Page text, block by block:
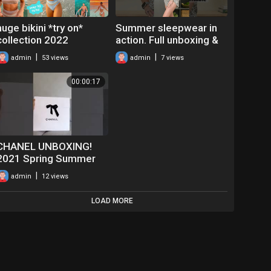
bikini *try on*
2022
codes, sizing,
admin 53 views
Summer sleepwear in
action. Full unboxing &
try-on on my channel.
#sleepweartryonhaul
admin 7 views
00:00:17
UNBOXING!
Spring Summer
Runway Pink
Cardigan
#SHORTS
admin 12 views
LOAD MORE